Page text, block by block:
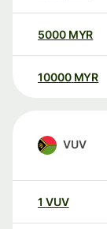
5000 MYR
10000 MYR
VUV
1 VUV